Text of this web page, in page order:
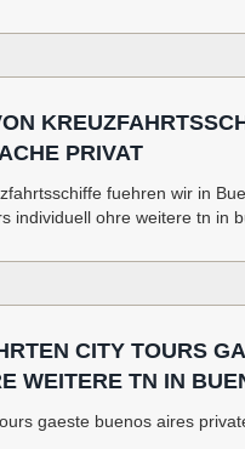
PRIVAT
fuehren wir in
individuell ohre weitere tn in
CITY TOURS
WEITERE TN IN
gaeste buenos aires